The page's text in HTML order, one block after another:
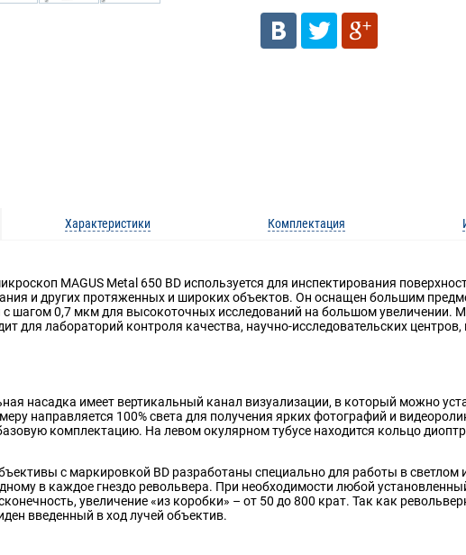
Характеристики Комплектация
MAGUS Metal 650 BD используется для инспектирования
и других протяженных и широких объектов. Он оснащен большим
шагом 0,7 мкм для высокоточных исследований на большом увеличении.
для лабораторий контроля качества, научно-исследовательских центров,
насадка имеет вертикальный канал визуализации, в который можно
направляется 100% света для получения ярких фотографий и
комплектацию. На левом окулярном тубусе находится кольцо
с маркировкой BD разработаны специально для работы в
в каждое гнездо револьвера. При необходимости любой
увеличение «из коробки» – от 50 до 800 крат. Так как
введенный в ход лучей объектив.